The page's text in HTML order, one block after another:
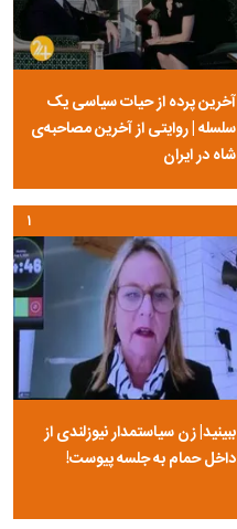
آخرین پرده از حیات سیاسی یک
سلسله | روایتی از آخرین مصاحبه‌ی
شاه در ایران
ببینید| زن سیاستمدار نیوزلندی از
داخل حمام به جلسه پیوست!
۱